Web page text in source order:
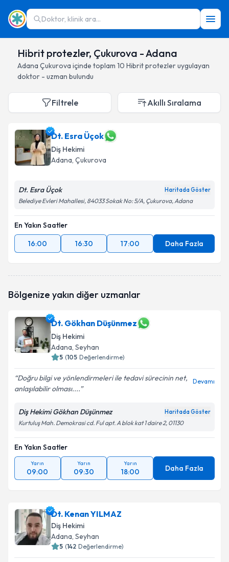
Doktor, klinik ara...
Hibrit protezler, Çukurova - Adana
Adana Çukurova içinde toplam 10 Hibrit protezleruygulayan
doktor - uzman bulundu
Filtrele Akıllı Sıralama
Dt. Esra Üçok
Diş Hekimi
Adana, Çukurova
Dt. Esra Üçok Haritada Göster
Belediye Evleri Mahallesi, 84033 Sokak No: 5/A, Çukurova, Adana
En Yakın Saatler
16:00
16:30 17:00 Daha Fazla
Bölgenize yakın diğer uzmanlar
Dt. Gökhan Düşünmez
Diş Hekimi
Adana, Seyhan
5 (105 Değerlendirme)
Doğru bilgi ve yönlendirmeleri ile tedavi sürecinin net,
anlaşılabilir olması....
Devamı
Diş Hekimi Gökhan Düşünmez Haritada Göster
Kurtuluş Mah. Demokrasi cd. Ful apt. A blok kat 1 daire 2, 01130
En Yakın Saatler
Yarın
09:00
Yarın
09:30
Yarın
18:00 Daha Fazla
Dt. Kenan YILMAZ
Diş Hekimi
Adana, Seyhan
5 (142 Değerlendirme)